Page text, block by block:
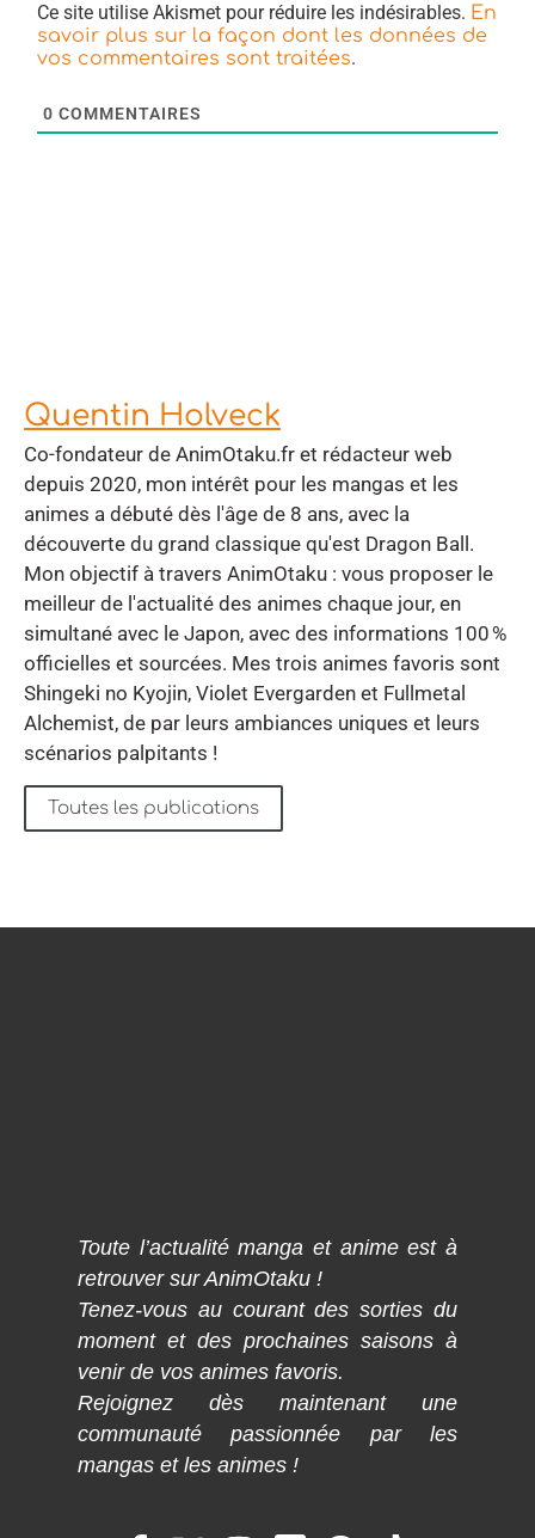
Ce site utilise Akismet pour réduire les indésirables. En
savoir plus sur la façon dont les données de
vos commentaires sont traitées.
0 COMMENTAIRES
Quentin Holveck
Co-fondateur de AnimOtaku.fr et rédacteur web
depuis 2020, mon intérêt pour les mangas et les
animes a débuté dès l'âge de 8 ans, avec la
découverte du grand classique qu'est Dragon Ball.
Mon objectif à travers AnimOtaku : vous proposer le
meilleur de l'actualité des animes chaque jour, en
simultané avec le Japon, avec des informations 100 %
officielles et sourcées. Mes trois animes favoris sont
Shingeki no Kyojin, Violet Evergarden et Fullmetal
Alchemist, de par leurs ambiances uniques et leurs
scénarios palpitants !
Toutes les publications
Toute l’actualité manga et anime est à
retrouver sur AnimOtaku !
Tenez-vous au courant des sorties du
moment et des prochaines saisons à
venir de vos animes favoris.
Rejoignez dès maintenant une
communauté passionnée par les
mangas et les animes !